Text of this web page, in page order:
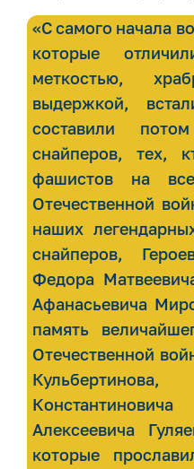
«С самого начала
которые
меткостью,
выдержкой,
составили
снайперов, тех,
фашистов на
Отечественной
наших
снайперов,
Федора
Афанасьевича
память
Отечественной
Алексеевича
которые